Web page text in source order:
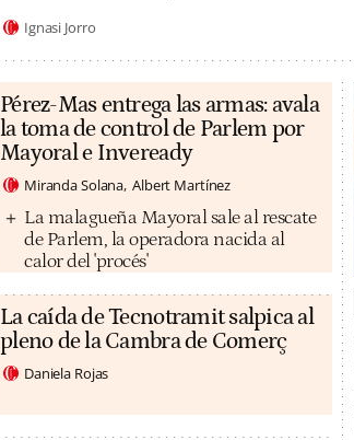
Ignasi Jorro
Pérez-Mas entrega las armas: avala
la toma de control de Parlem por
Mayoral e Inveready
Miranda Solana Albert Martínez
La malagueña Mayoral sale al rescate
de Parlem, la operadora nacida al
calor del 'procés'
La caída de Tecnotramit salpica al
pleno de la Cambra de Comerç
Daniela Rojas